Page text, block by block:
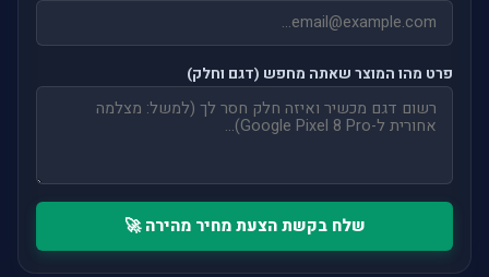
פרט מהו המוצר שאתה מחפש (דגם וחלק)
שלח בקשת הצעת מחיר מהירה 🚀